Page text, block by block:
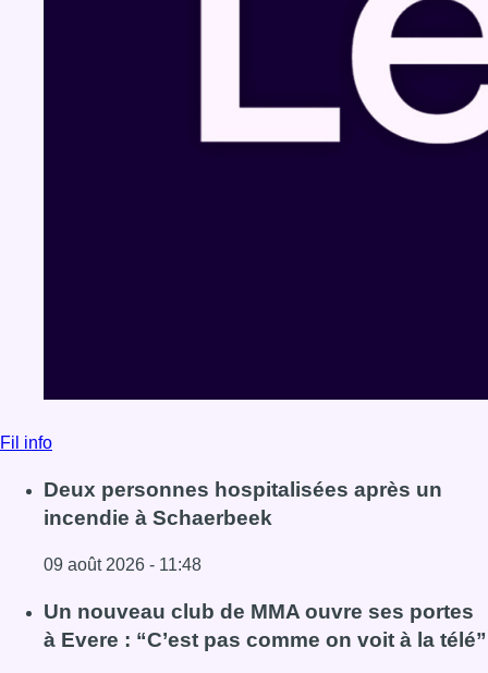
Fil info
Deux personnes hospitalisées après un
incendie à Schaerbeek
09 août 2026 - 11:48
Lire l'article Deux personnes hospitalisées après un
Un nouveau club de MMA ouvre ses portes
à Evere : “C’est pas comme on voit à la télé”